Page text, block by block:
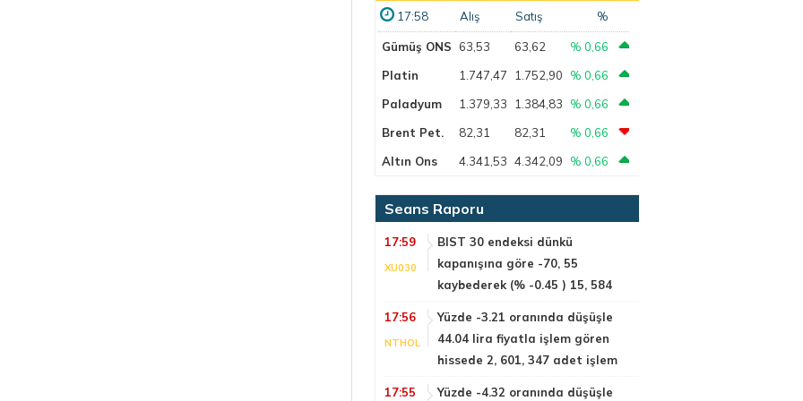
17:58 Alış Satış %
Gümüş ONS 63,53 63,62
% 0,66
Platin
1.747,47 1.752,90
% 0,66
Paladyum
1.379,33 1.384,83
% 0,66
Brent Pet.
82,31 82,31
% 0,66
Altın Ons
4.341,53 4.342,09 % 0,66
Seans Raporu
17:59
XU030
BIST 30 endeksi dünkü
kapanışına göre -70, 55
kaybederek (% -0.45 ) 15, 584
17:56
NTHOL
Yüzde -3.21 oranında düşüşle
44.04 lira fiyatla işlem gören
hissede 2, 601, 347 adet işlem
17:55 Yüzde -4.32 oranında düşüşle